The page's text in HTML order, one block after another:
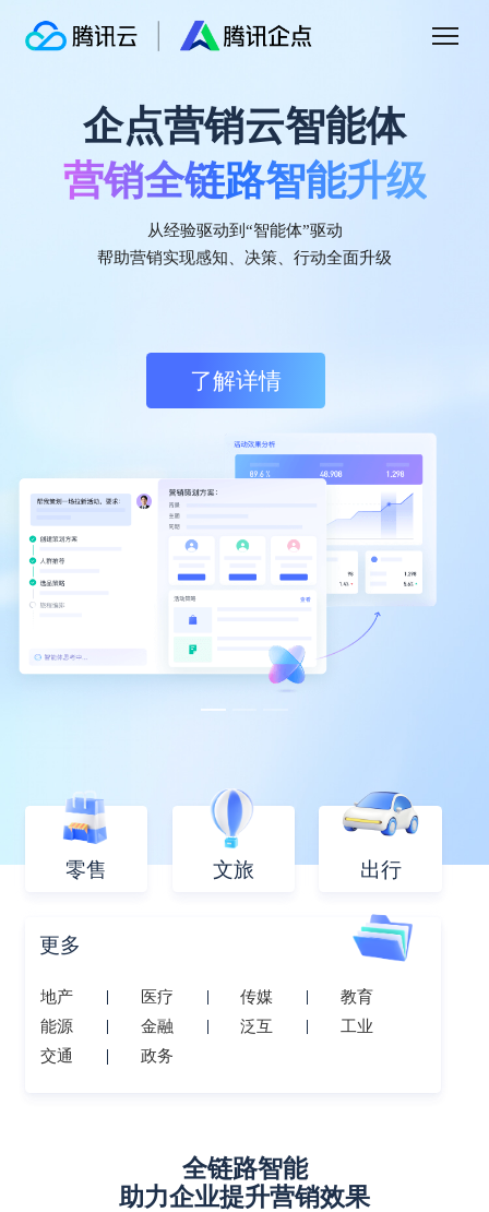
企点营销云智能体
营销全链路智能升级
从经验驱动到“智能体”驱动
帮助营销实现感知、决策、行动全面升级
了解详情
腾讯企点营销云
IDC认证中国客户数据平台市场份额第一
持续领跑中国CDP市场
腾讯企点营销云
智能驱动私域增长
基于腾讯社交生态连接公私域的，一体化、场
景化、智能化营销云，助力企业通过数智驱动
零售 文旅 出行
更多
地产 医疗 传媒
教育
能源
金融 泛互
工业
交通
政务
全链路智能
助力企业提升营销效果